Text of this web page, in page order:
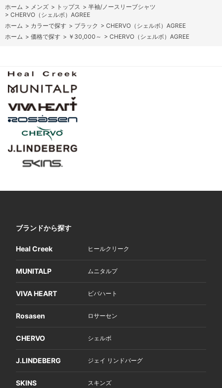
ホーム > メンズ > トップス > 半袖/ノースリーブシャツ
> CHERVO（シェルボ）AGREE
ホーム > カラーで探す > ブラック > CHERVO（シェルボ）AGREE
ホーム > 価格で探す > ￥30,000～ > CHERVO（シェルボ）AGREE
ブランドから探す
Heal Creek ヒールクリーク
MUNITALP ムニタルプ
VIVA HEART ビバハート
Rosasen ロサーセン
CHERVO シェルボ
J.LINDEBERG ジェイ リンドバーグ
SKINS スキンズ